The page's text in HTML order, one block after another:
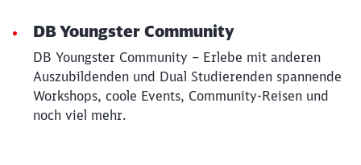
DB Youngster Community
DB Youngster Community – Erlebe mit anderen
Auszubildenden und Dual Studierenden spannende
Workshops, coole Events, Community-Reisen und
noch viel mehr.